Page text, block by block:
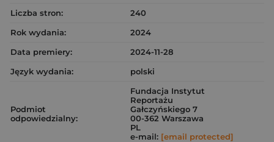
Liczba stron:
240
Rok wydania:
2024
Data premiery:
2024-11-28
Język wydania:
polski
Podmiot
odpowiedzialny:
Fundacja Instytut
Reportażu
Gałczyńskiego 7
00-362 Warszawa
PL
e-mail: [email protected]